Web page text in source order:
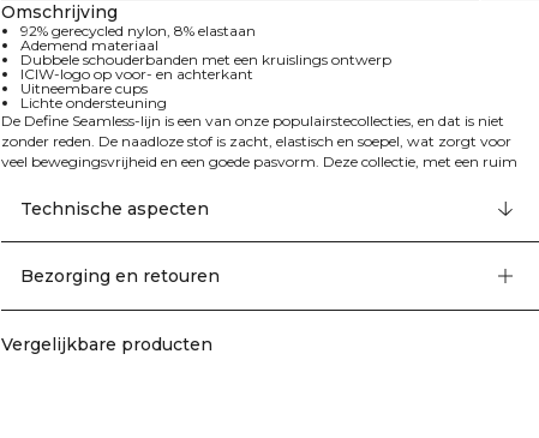
Omschrijving
92% gerecycled nylon, 8% elastaan
Ademend materiaal
Dubbele schouderbanden met een kruislings ontwerp
ICIW-logo op voor- en achterkant
Uitneembare cups
Lichte ondersteuning
De Define Seamless-lijn is een van onze populairstecollecties, en dat is niet
zonder reden. De naadloze stof is zacht, elastisch en soepel, wat zorgt voor
veel bewegingsvrijheid en een goede pasvorm. Deze collectie, met een ruim
voor verschillende soorten work-outs.
Dankzij de brede elastische band aan de onderkant en het rekbare materiaal
blijft deze sport-bh perfect op zijn plaats. Stijlvolle details in de stof met ICIW-
over de rug lopen, creëren een stijlvolle look en bieden tegelijkertijd optimaal
92% gerecycled nylon, 8% elastaan
Technische aspecten
Bezorging en retouren
Vergelijkbare producten